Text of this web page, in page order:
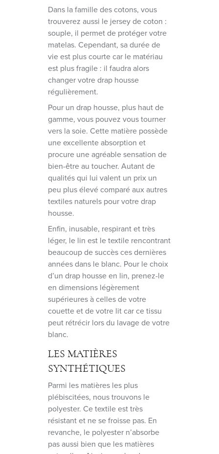
Dans la famille des cotons, vous
trouverez aussi le jersey de coton :
souple, il permet de protéger votre
matelas. Cependant, sa durée de
vie est plus courte car le matériau
est plus fragile : il faudra alors
changer votre drap housse
régulièrement.
Pour un drap housse, plus haut de
gamme, vous pouvez vous tourner
vers la soie. Cette matière possède
une excellente absorption et
procure une agréable sensation de
bien-être au toucher. Autant de
qualités qui lui valent un prix un
peu plus élevé comparé aux autres
textiles naturels pour votre drap
housse.
Enfin, inusable, respirant et très
léger, le lin est le textile rencontrant
beaucoup de succès ces dernières
années dans le blanc. Pour le choix
d’un drap housse en lin, prenez-le
en dimensions légèrement
supérieures à celles de votre
couette et de votre lit car ce tissu
peut rétrécir lors du lavage de votre
blanc.
LES MATIÈRES
SYNTHÉTIQUES
Parmi les matières les plus
plébiscitées, nous trouvons le
polyester. Ce textile est très
résistant et ne se froisse pas. En
revanche, le polyester n’absorbe
pas aussi bien que les matières